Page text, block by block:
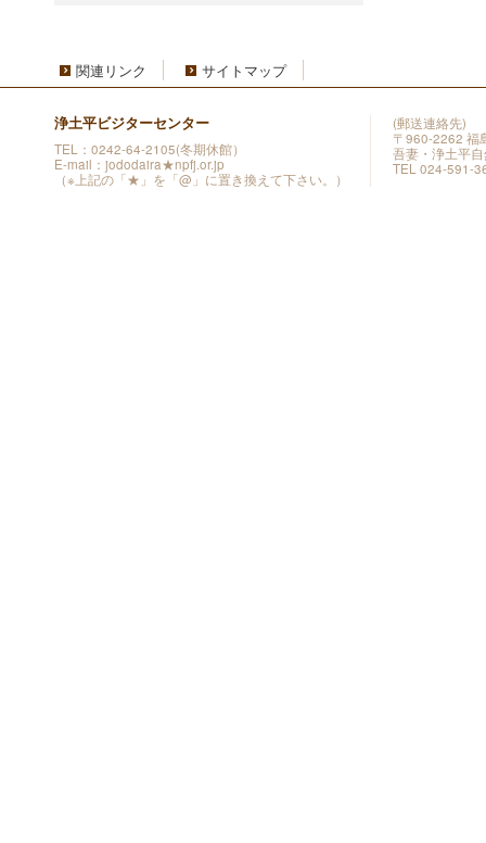
関連リンク サイトマップ
浄土平ビジターセンター
TEL：0242-64-2105(冬期休館）
E-mail：jododaira★npfj.or.jp
（※上記の「★」を「@」に置き換えて下さい。）
(郵送連絡先)
〒960-2262 福
吾妻・浄土平
TEL 024-591-